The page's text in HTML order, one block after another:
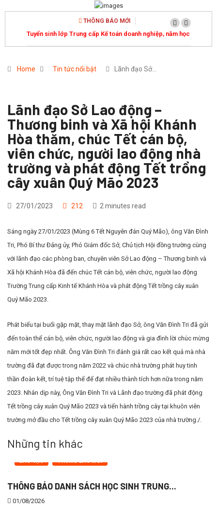
THÔNG BÁO MỚI
Tuyển sinh lớp Trung cấp Kế toán doanh nghiệp, năm học
2026-2027
Home Tin tức nổi bật Lãnh đạo Sở…
Lãnh đạo Sở Lao động –
Thương binh và Xã hội Khánh
Hòa thăm, chúc Tết cán bộ,
viên chức, người lao động nhà
trường và phát động Tết trồng
cây xuân Quý Mão 2023
27/01/2023 212 2 minutes read
Sáng ngày 27/01/2023 (Mùng 6 Tết Nguyên đán Quý Mão), ông Văn Đình
Tri, Phó Bí thư Đảng ủy, Phó Giám đốc Sở, Chủ tịch Hội đồng trường cùng
với lãnh đạo các phòng ban, chuyên viên Sở Lao động – Thương binh và
Xã hội Khánh Hòa đã đến chúc Tết cán bộ, viên chức, người lao động
Trường Trung cấp Kinh tế Khánh Hòa và phát động Tết trồng cây xuân
Quý Mão 2023.
Phát biểu tại buổi gặp mặt, thay mặt lãnh đạo Sở, ông Văn Đình Tri đã gửi
đến toàn thể cán bộ, viên chức, người lao động và gia đình lời chúc mừng
năm mới tốt đẹp nhất. Ông Văn Đình Tri đánh giá rất cao kết quả mà nhà
trường đã đạt được trong năm 2022 và chúc nhà trường phát huy tinh
thần đoàn kết, trí tuệ tập thể để đạt nhiều thành tích hơn nữa trong năm
2023. Nhân dịp này, Ông Văn Đình Tri và Lãnh đạo trường đã phát động
Tết trồng cây xuân Quý Mão 2023 và tiến hành trồng cây tại khuôn viên
trường mở đầu cho Tết trồng cây xuân Quý Mão 2023 của nhà trường./.
Những tin khác
THÔNG BÁO DANH SÁCH HỌC SINH TRUNG...
01/08/2026